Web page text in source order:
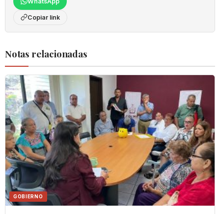
Copiar link
Notas relacionadas
GOBIERNO